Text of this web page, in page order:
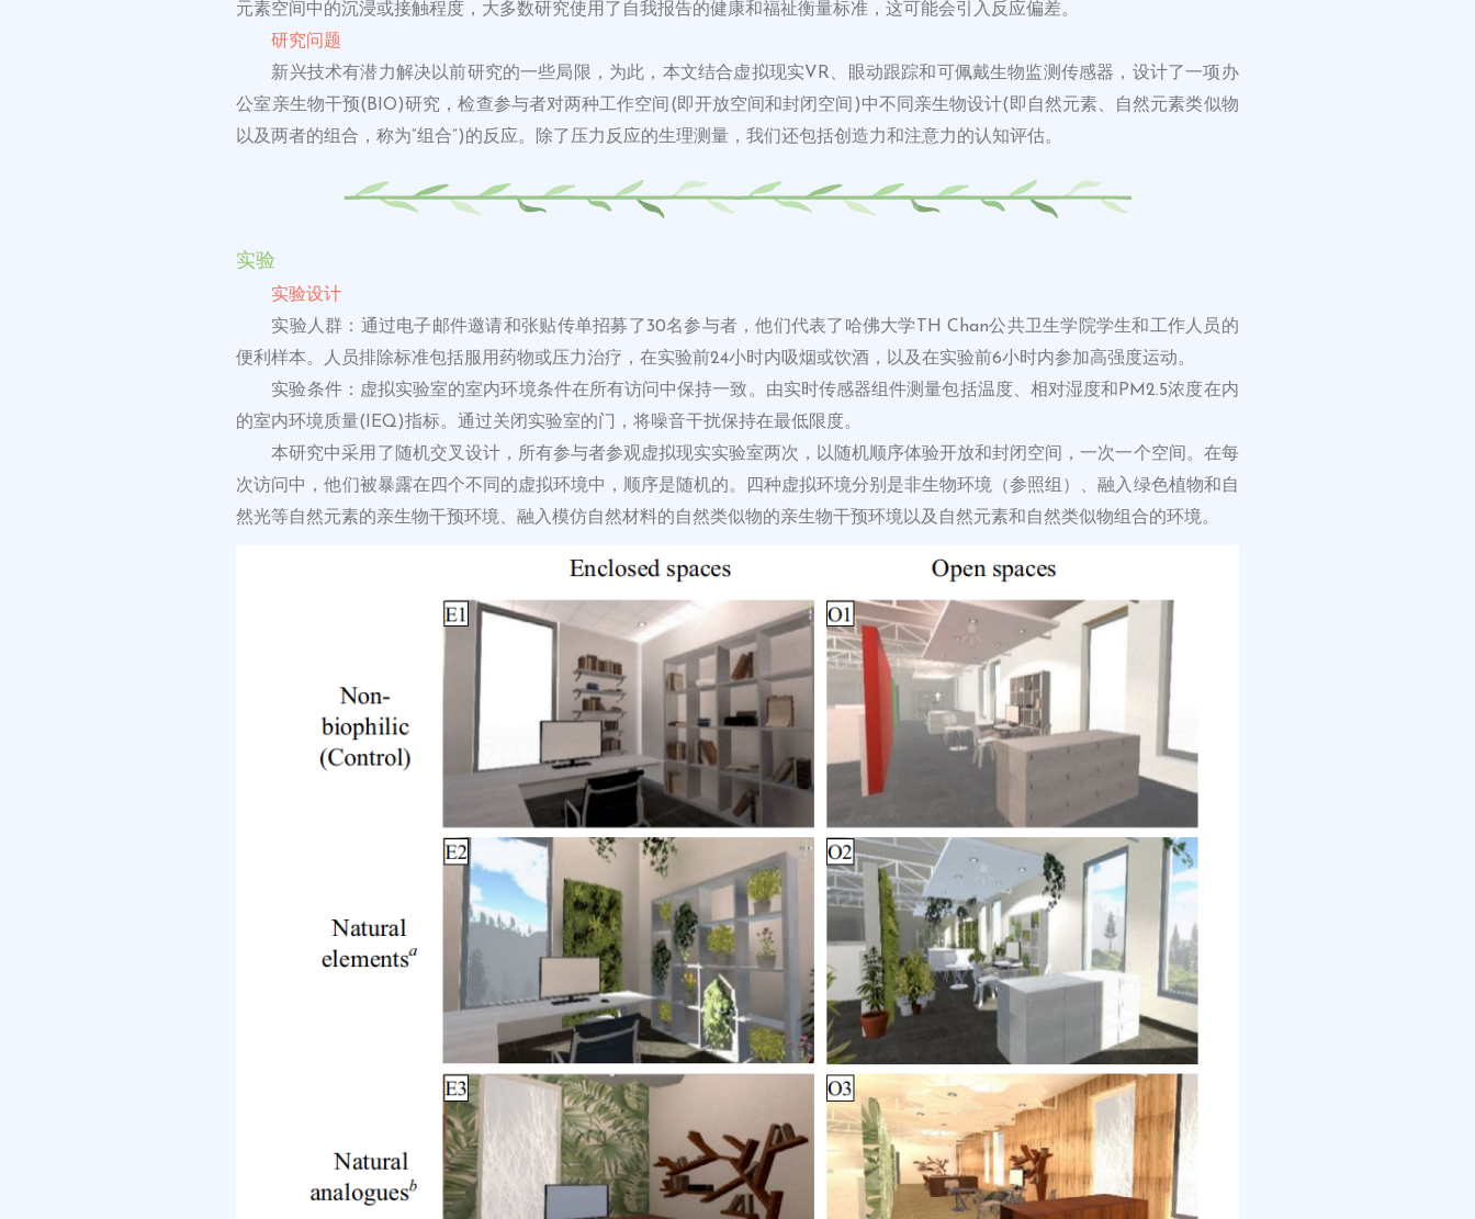
元素空间中的沉浸或接触程度，大多数研究使用了自我报告的健康和福祉衡量标准，这可能会引入反应偏差。
研究问题
新兴技术有潜力解决以前研究的一些局限，为此，本文结合虚拟现实VR、眼动跟踪和可佩戴生物监测传感器，设计了一项办
公室亲生物干预(BIO)研究，检查参与者对两种工作空间(即开放空间和封闭空间)中不同亲生物设计(即自然元素、自然元素类似物
以及两者的组合，称为“组合”)的反应。除了压力反应的生理测量，我们还包括创造力和注意力的认知评估。
实验
实验设计
实验人群：通过电子邮件邀请和张贴传单招募了30名参与者，他们代表了哈佛大学TH Chan公共卫生学院学生和工作人员的
便利样本。人员排除标准包括服用药物或压力治疗，在实验前24小时内吸烟或饮酒，以及在实验前6小时内参加高强度运动。
实验条件：虚拟实验室的室内环境条件在所有访问中保持一致。由实时传感器组件测量包括温度、相对湿度和PM2.5浓度在内
的室内环境质量(IEQ)指标。通过关闭实验室的门，将噪音干扰保持在最低限度。
本研究中采用了随机交叉设计，所有参与者参观虚拟现实实验室两次，以随机顺序体验开放和封闭空间，一次一个空间。在每
次访问中，他们被暴露在四个不同的虚拟环境中，顺序是随机的。四种虚拟环境分别是非生物环境（参照组）、融入绿色植物和自
然光等自然元素的亲生物干预环境、融入模仿自然材料的自然类似物的亲生物干预环境以及自然元素和自然类似物组合的环境。